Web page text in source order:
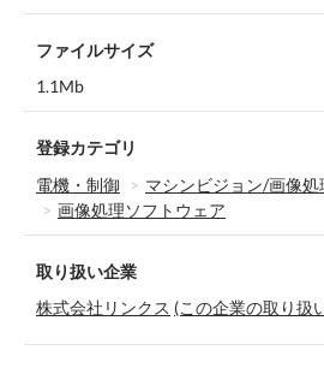
ファイルサイズ
1.1Mb
登録カテゴリ
電機・制御
マシンビジョン/画像処
画像処理ソフトウェア
取り扱い企業
株式会社リンクス (この企業の取り扱